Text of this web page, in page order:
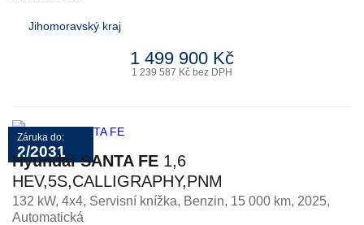
Jihomoravský kraj
1 499 900 Kč
1 239 587 Kč bez DPH
Záruka do:
2/2031
Hyundai SANTA FE 1,6
HEV,5S,CALLIGRAPHY,PNM
132 kW, 4x4, Servisní knížka, Benzin, 15 000 km, 2025,
Automatická